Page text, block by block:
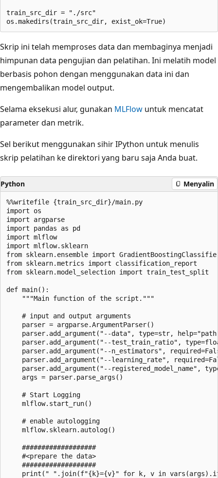
train_src_dir = "./src"
Skrip ini telah memproses data dan membaginya menjadi
himpunan data pengujian dan pelatihan. Ini melatih model
berbasis pohon dengan menggunakan data ini dan
mengembalikan model output.
Selama eksekusi alur, gunakan MLFlow untuk mencatat
parameter dan metrik.
Sel berikut menggunakan sihir IPython untuk menulis
skrip pelatihan ke direktori yang baru saja Anda buat.
Python Menyalin
%%writefile {train_src_dir}/main.py
import os
import argparse
import pandas as pd
import mlflow
import mlflow.sklearn
from sklearn.ensemble import
from sklearn.metrics import classification_report
from sklearn.model_selection import train_test_split
def main():
    """Main function of the script."""
    # input and output arguments
    parser = argparse.ArgumentParser()
parser.add_argument("--data", type=str,
parser.add_argument("--test_train_ratio",
parser.add_argument("--n_estimators",
parser.add_argument("--learning_rate",
parser.add_argument("--registered_model_name",
    args = parser.parse_args()
    # Start Logging
    mlflow.start_run()
    # enable autologging
    mlflow.sklearn.autolog()
    ###################
    #<prepare the data>
    ###################
print(" ".join(f"{k}={v}" for k, v in